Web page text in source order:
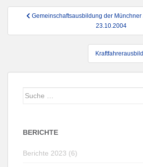
Beitragsnavigation
Gemeinschaftsausbildung der
23.10.2004
Suche
BERICHTE
Berichte 2023 (6)